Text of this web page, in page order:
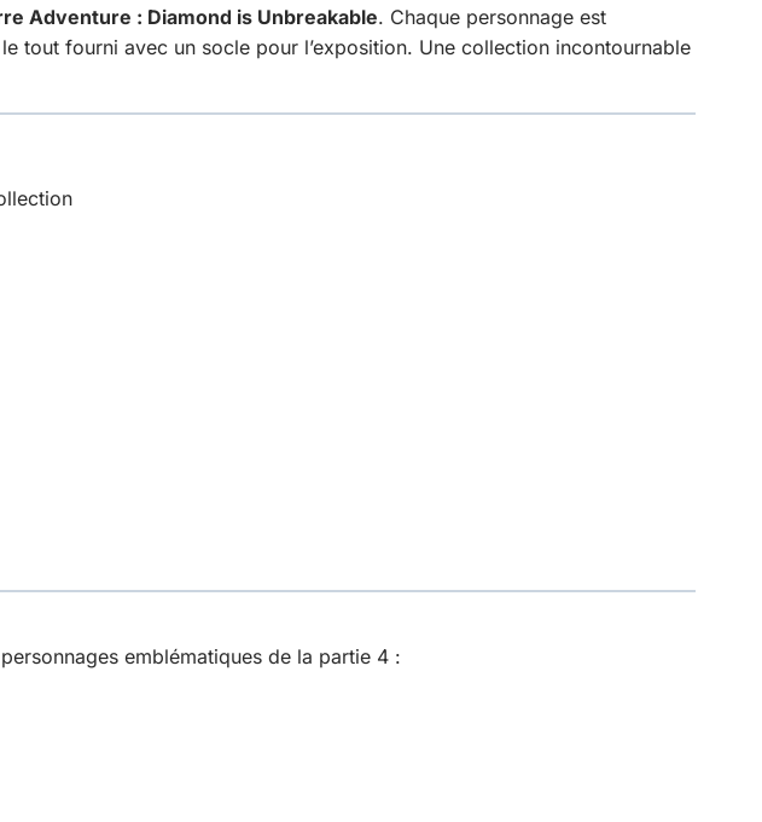
Adventure : Diamond is Unbreakable. Chaque personnage est
tout fourni avec un socle pour l’exposition. Une collection incontournable
emblématiques de la partie 4 :